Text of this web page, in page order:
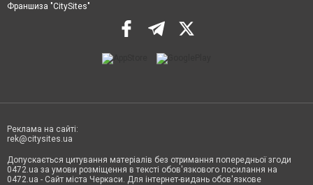
Франшиза "CitySites"
Реклама на сайті:
rek@citysites.ua
Допускається цитування матеріалів без отримання попередньої згоди
0472.ua за умови розміщення в тексті обов'язкового посилання на
0472.ua - Сайт міста Черкаси. Для інтернет-видань обов'язкове